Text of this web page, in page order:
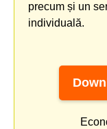
precum și un
individuală.